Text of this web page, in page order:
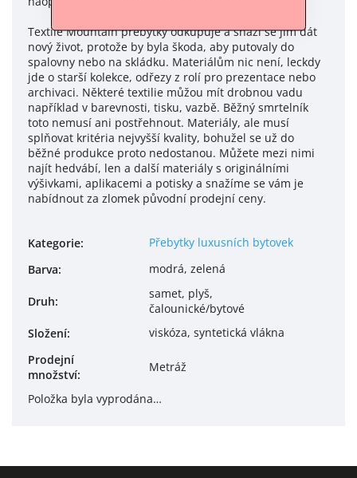
Textile Mountain přebytky odkupuje a snaží se jim dát
nový život, protože by byla škoda, aby putovaly do
spalovny nebo na skládku. Materiálům nic není, leckdy
jde o starší kolekce, odřezy z rolí pro prezentace nebo
archivaci. Některé textilie můžou mít drobnou vadu
například v barevnosti, tisku, vazbě. Běžný smrtelník
toto nemusí ani postřehnout. Materiály, ale musí
splňovat kritéria nejvyšší kvality, bohužel se už do
běžné produkce proto nedostanou. Můžete mezi nimi
najít hedvábí, len a další materiály s originálními
výšivkami, aplikacemi a potisky a snažíme se vám je
nabídnout za zlomek původní prodejní ceny.
Kategorie:
Přebytky luxusních bytovek
Barva: modrá, zelená
Druh:
samet, plyš,
čalounické/bytové
Složení:
viskóza, syntetická vlákna
Prodejní
množství:
Metráž
Položka byla vyprodána…